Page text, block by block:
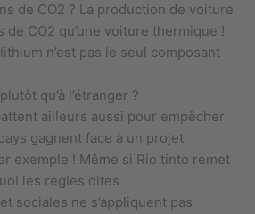
de CO2 ? La production de voiture
CO2 qu’une voiture thermique !
n’est pas le seul composant
qu’à l’étranger ?
ailleurs aussi pour empêcher
gagnent face à un projet
exemple ! Même si Rio tinto remet
les règles dites
sociales ne s’appliquent pas